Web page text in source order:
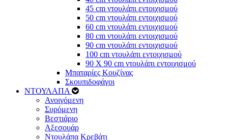
45 cm ντουλάπι εντοιχισμού
50 cm ντουλάπι εντοιχισμού
60 cm ντουλάπι εντοιχισμού
80 cm ντουλάπι εντοιχισμού
90 cm ντουλάπι εντοιχισμού
100 cm ντουλάπι εντοιχισμού
90 Χ 90 cm ντουλάπι εντοιχισμού
Μπαταρίες Κουζίνας
Σκουπιδοφάγοι
ΝΤΟΥΛΑΠΑ
Ανοιγόμενη
Συρόμενη
Βεστιάριο
Αξεσουάρ
Ντουλάπα Κρεβάτι